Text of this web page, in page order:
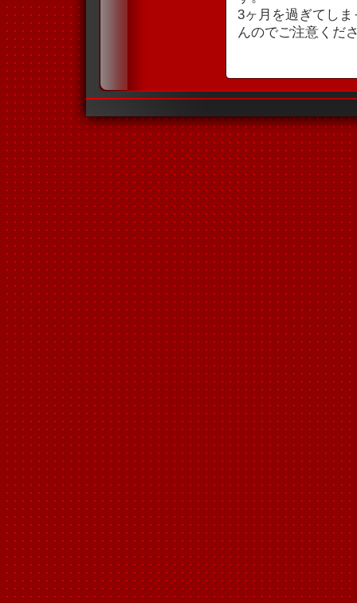
3ヶ月を過ぎてし
んのでご注意くだ